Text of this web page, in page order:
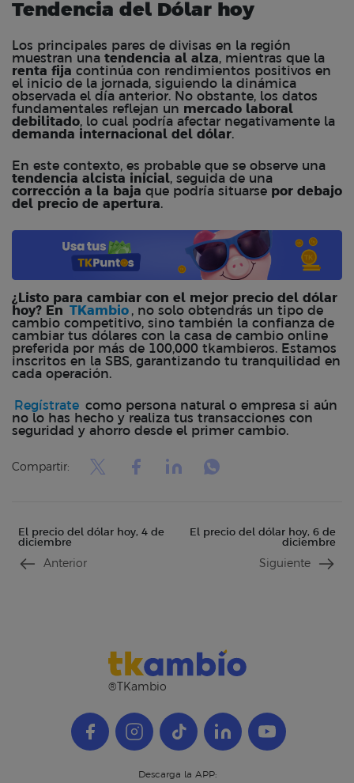
Tendencia del Dólar hoy
Los principales pares de divisas en la región
muestran una tendencia al alza, mientras que la
renta fija continúa con rendimientos positivos en
el inicio de la jornada, siguiendo la dinámica
observada el día anterior. No obstante, los datos
fundamentales reflejan un mercado laboral
debilitado, lo cual podría afectar negativamente la
demanda internacional del dólar.
En este contexto, es probable que se observe una
tendencia alcista inicial, seguida de una
corrección a la baja que podría situarse por debajo
del precio de apertura.
¿Listo para cambiar con el mejor precio del dólar
hoy? En
TKambio , no solo obtendrás un tipo de
cambio competitivo, sino también la confianza de
cambiar tus dólares con la casa de cambio online
preferida por más de 100,000 tkambieros. Estamos
inscritos en la SBS, garantizando tu tranquilidad en
cada operación.
Regístrate como persona natural o empresa si aún
no lo has hecho y realiza tus transacciones con
seguridad y ahorro desde el primer cambio.
Compartir:
El precio del dólar hoy, 4 de
diciembre
Anterior
El precio del dólar hoy, 6 de
diciembre
Siguiente
®TKambio
Descarga la APP: